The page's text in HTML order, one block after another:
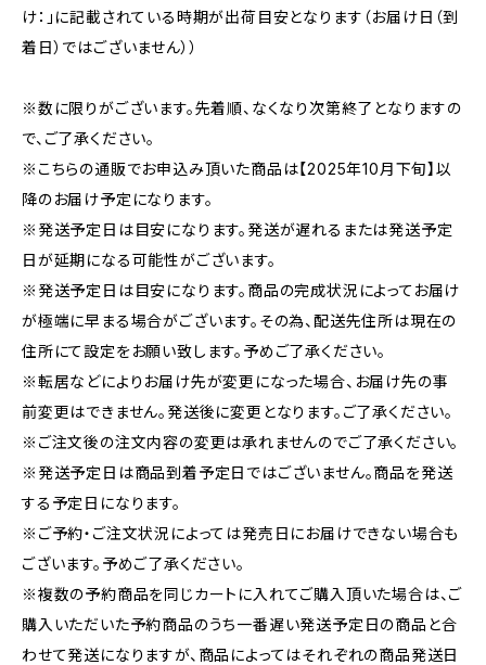
け：」に記載されている時期が出荷目安となります（お届け日（到
着日）ではございません））
※数に限りがございます。先着順、なくなり次第終了となりますの
で、ご了承ください。
※こちらの通販でお申込み頂いた商品は【2025年10月下旬】以
降のお届け予定になります。
※発送予定日は目安になります。発送が遅れるまたは発送予定
日が延期になる可能性がございます。
※発送予定日は目安になります。商品の完成状況によってお届け
が極端に早まる場合がございます。その為、配送先住所は現在の
住所にて設定をお願い致します。予めご了承ください。
※転居などによりお届け先が変更になった場合、お届け先の事
前変更はできません。発送後に変更となります。ご了承ください。
※ご注文後の注文内容の変更は承れませんのでご了承ください。
※発送予定日は商品到着予定日ではございません。商品を発送
する予定日になります。
※ご予約・ご注文状況によっては発売日にお届けできない場合も
ございます。予めご了承ください。
※複数の予約商品を同じカートに入れてご購入頂いた場合は、ご
購入いただいた予約商品のうち一番遅い発送予定日の商品と合
わせて発送になりますが、商品によってはそれぞれの商品発送日